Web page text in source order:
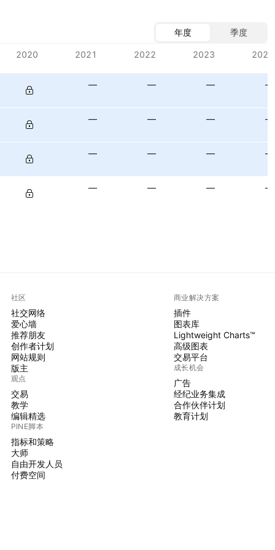
年度 季度
2020 2021 2022 2023 2024
— — — —
— — — —
— — — —
— — — —
社区
社交网络
爱心墙
推荐朋友
创作者计划
网站规则
版主
观点
交易
教学
编辑精选
PINE脚本
指标和策略
大师
自由开发人员
付费空间
商业解决方案
插件
图表库
Lightweight Charts™
高级图表
交易平台
成长机会
广告
经纪业务集成
合作伙伴计划
教育计划